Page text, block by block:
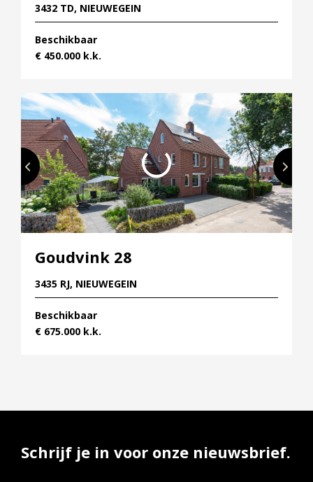
3432 TD, NIEUWEGEIN
Beschikbaar
€ 450.000 k.k.
Goudvink 28
3435 RJ, NIEUWEGEIN
Beschikbaar
€ 675.000 k.k.
Schrijf je in voor onze nieuwsbrief.